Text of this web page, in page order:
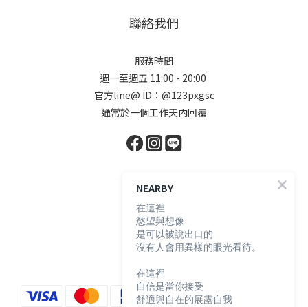
聯絡我們
服務時間
週一至週五 11:00 - 20:00
官方line@ ID：@123pxgsc
通常於一個工作天內回覆
顧客服務
購物須知
退換貨說明
防詐騙宣導
NEARBY
在這裡
慾望與想像
是可以被說出口的
沒有人會用異樣的眼光看待。
在這裡
自信是當你接受
舒適與自在的展露自我